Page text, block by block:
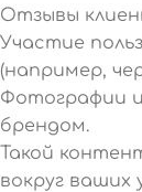
Отзывы
Участие
(например,
Фотографии
брендом.
Такой
вокруг ваших